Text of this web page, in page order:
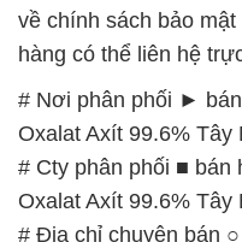
# Cty phân phối ■
Oxalat Axít 99.6% Tây
# Địa chỉ chuyên bán
Axít — Oxalat Axít
# Kinh doanh ← phân
Oxalat Axít 99.6% Tây
# Nhà thương mại *